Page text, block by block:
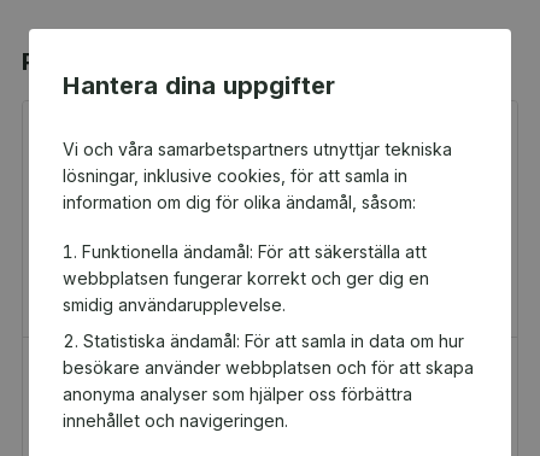
Hantera dina uppgifter
Vi och våra samarbetspartners utnyttjar tekniska
lösningar, inklusive cookies, för att samla in
information om dig för olika ändamål, såsom:
Funktionella ändamål: För att säkerställa att
webbplatsen fungerar korrekt och ger dig en
smidig användarupplevelse.
Statistiska ändamål: För att samla in data om hur
besökare använder webbplatsen och för att skapa
anonyma analyser som hjälper oss förbättra
innehållet och navigeringen.
Populära produkter
H&M Presentkort
Presentkort
Golfamore
Presentkort